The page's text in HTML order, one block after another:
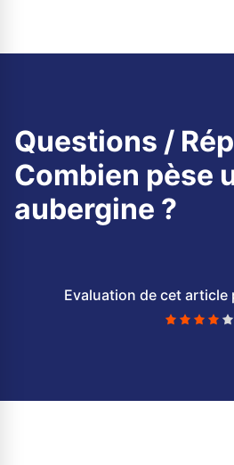
Questions /
Combien pèse
aubergine ?
Evaluation de cet article